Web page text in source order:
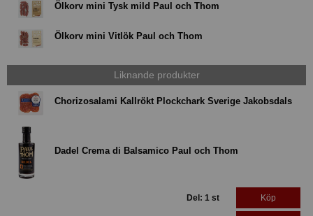
Ölkorv mini Tysk mild Paul och Thom
Ölkorv mini Vitlök Paul och Thom
Liknande produkter
Chorizosalami Kallrökt Plockchark Sverige Jakobsdals
Dadel Crema di Balsamico Paul och Thom
Del: 1 st Köp